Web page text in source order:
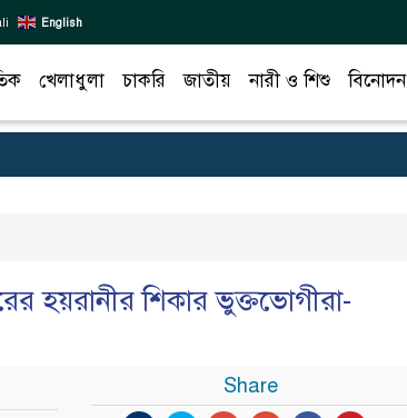
English
খেলাধুলা চাকরি জাতীয় নারী ও শিশু বিনোদন
হয়রানীর শিকার ভুক্তভোগীরা-
Share